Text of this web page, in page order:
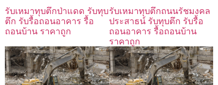
รับเหมาทุบตึกป่าแดด รับทุบ
ตึก รับรื้อถอนอาคาร รื้อ
ถอนบ้าน ราคาถูก
รับเหมาทุบตึกถนนรัชมงคล
ประสาธน์ รับทุบตึก รับรื้อ
ถอนอาคาร รื้อถอนบ้าน
ราคาถูก